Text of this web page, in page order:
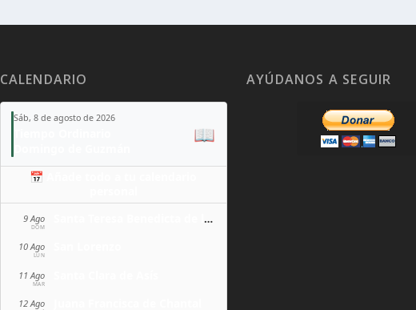
CALENDARIO
Sáb, 8 de agosto de 2026
📖
📅 Añade todo a tu calendario
9 Ago
DOM
Santa Teresa Benedicta de la Cruz
10 Ago
LUN
11 Ago
MAR
12 Ago
AYÚDANOS A SEGUIR